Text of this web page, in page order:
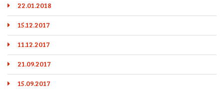
22.01.2018
15.12.2017
11.12.2017
21.09.2017
15.09.2017